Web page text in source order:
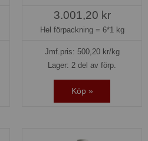
3.001,20 kr
Hel förpackning = 6*1 kg
Jmf.pris: 500,20kr/kg
Lager: 2 del av förp.
Köp »